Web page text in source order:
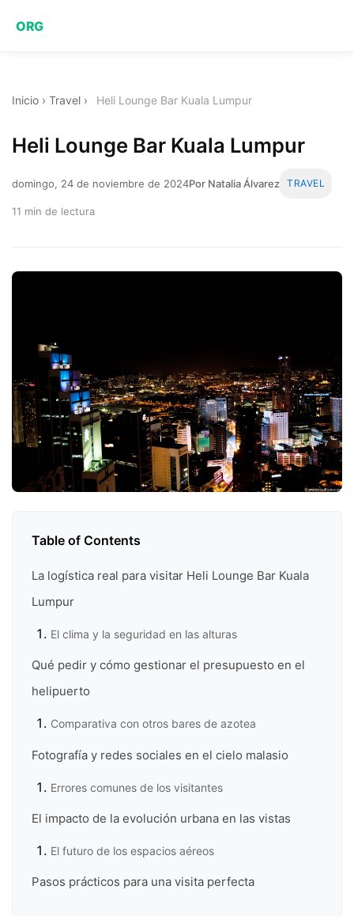
ORG
Inicio › Travel › Heli Lounge Bar Kuala Lumpur
Heli Lounge Bar Kuala Lumpur
domingo, 24 de noviembre de 2024Por Natalia Álvarez TRAVEL
11 min de lectura
Table of Contents
La logística real para visitar Heli Lounge Bar Kuala
Lumpur
El clima y la seguridad en las alturas
Qué pedir y cómo gestionar el presupuesto en el
helipuerto
Comparativa con otros bares de azotea
Fotografía y redes sociales en el cielo malasio
Errores comunes de los visitantes
El impacto de la evolución urbana en las vistas
El futuro de los espacios aéreos
Pasos prácticos para una visita perfecta